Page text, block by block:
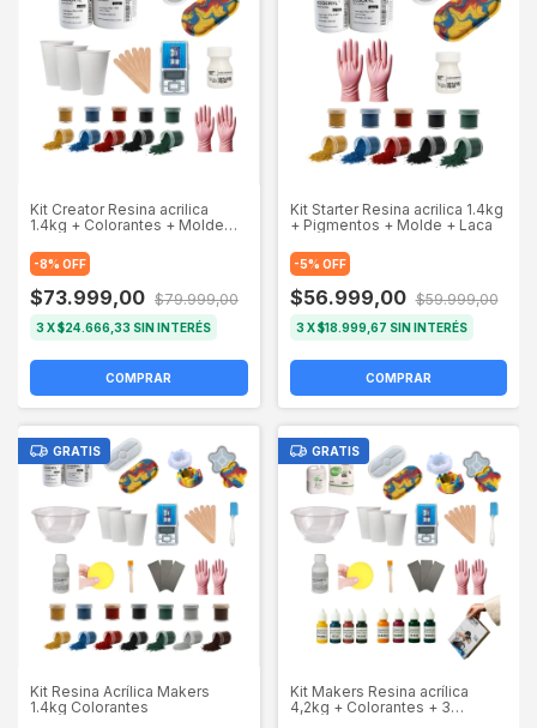
Kit Creator Resina acrilica
1.4kg + Colorantes + Molde
Herramientas
-8% OFF
$73.999,00 $79.999,00
3X$24.666,33 SIN INTERÉS
COMPRAR
Kit Starter Resina acrilica 1.4kg
+ Pigmentos + Molde + Laca
-5% OFF
$56.999,00 $59.999,00
3 X$18.999,67 SIN INTERÉS
COMPRAR
GRATIS
Kit Resina Acrílica Makers
1.4kg Colorantes
GRATIS
Kit Makers Resina acrílica
4,2kg + Colorantes + 3